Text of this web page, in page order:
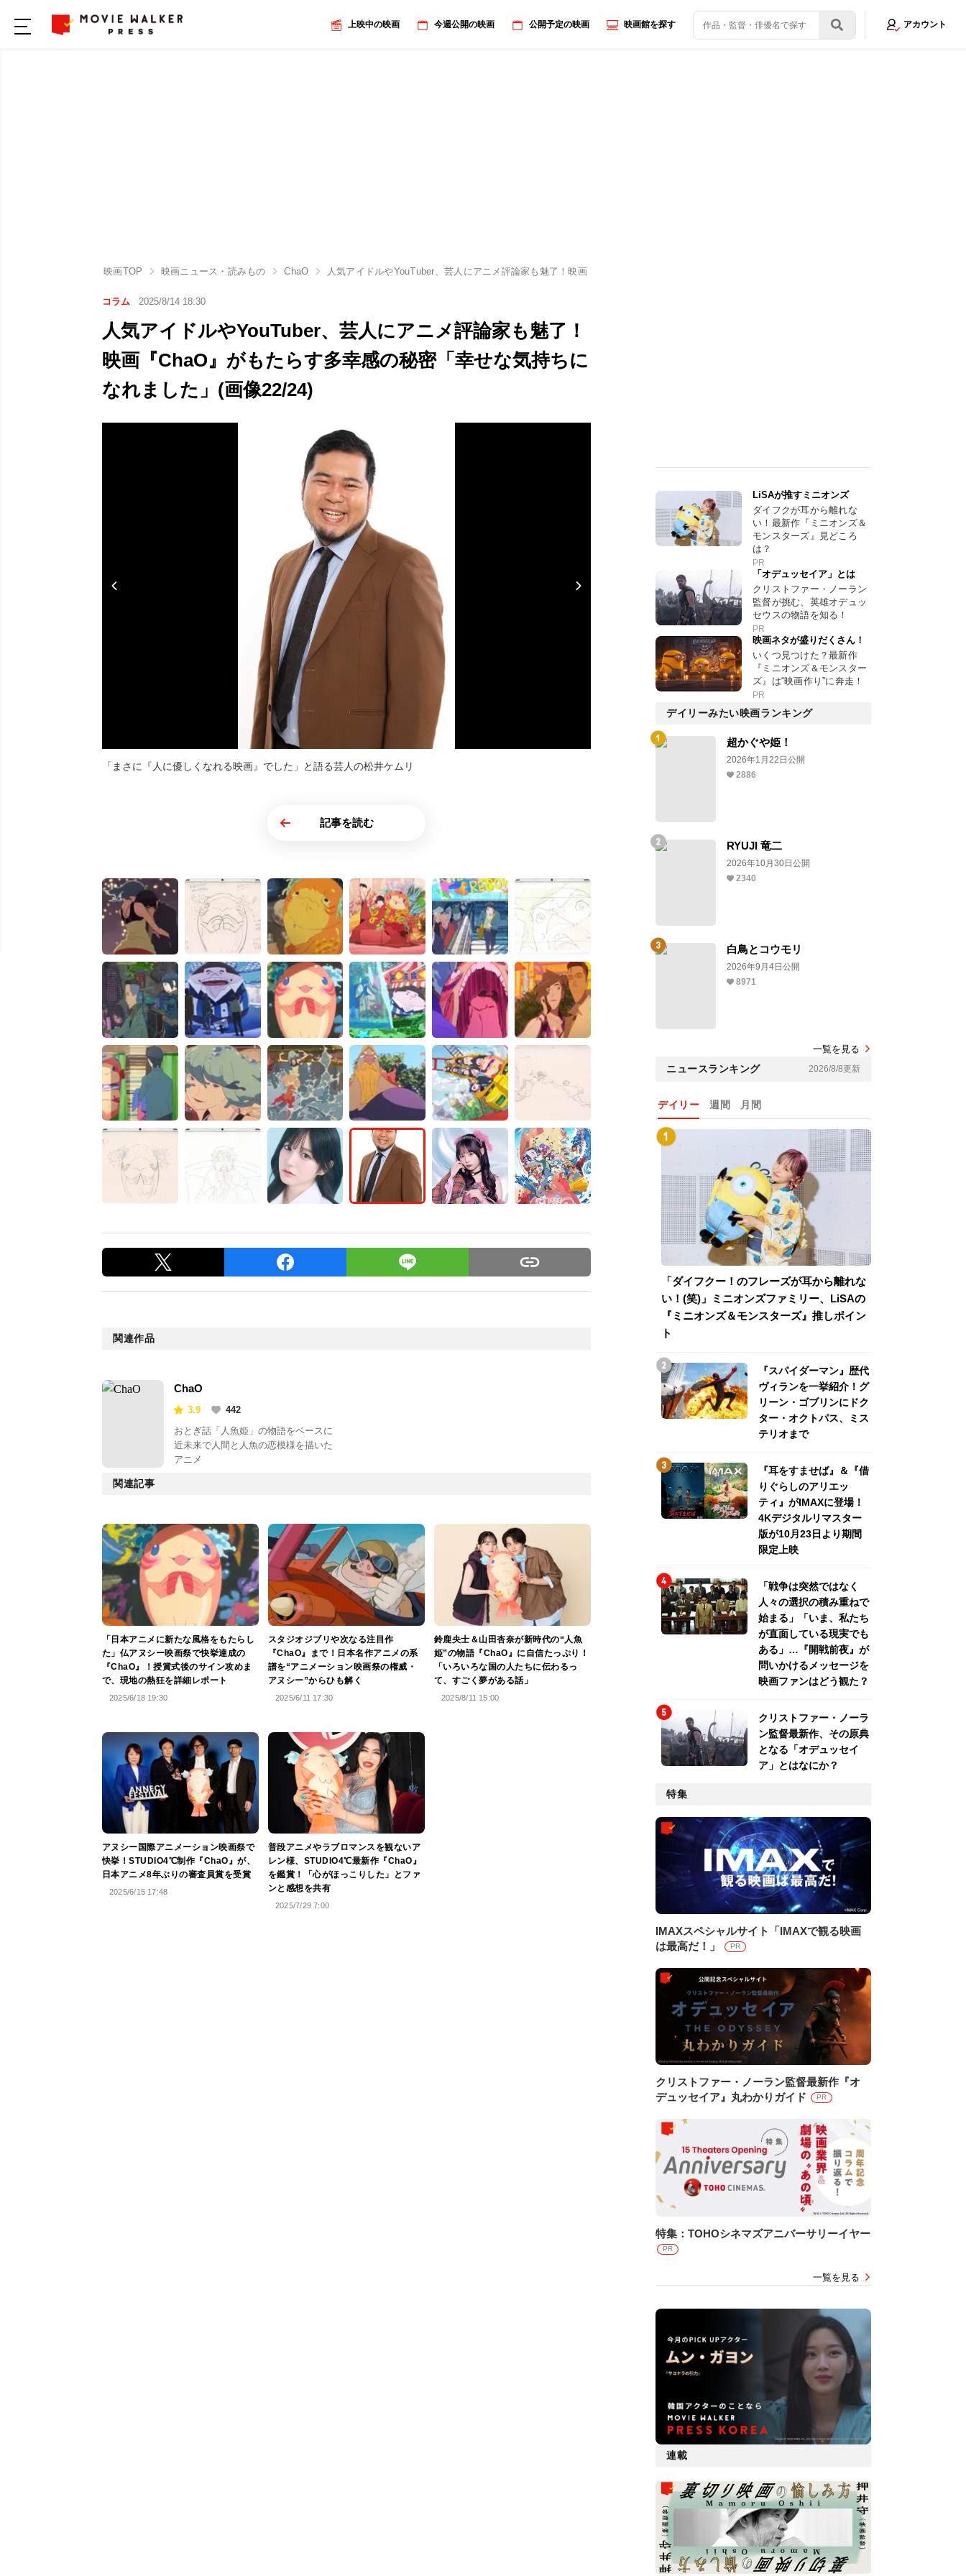
上映中の映画 今週公開の映画 公開予定の映画 映画館を探す アカウント
映画TOP 映画ニュース・読みもの ChaO 人気アイドルやYouTuber、芸人にアニメ評論家も魅了！映画『ChaO』がもたらす多幸感の秘密「幸せな気持ちになれました」
コラム 2025/8/14 18:30
人気アイドルやYouTuber、芸人にアニメ評論家も魅了！
映画『ChaO』がもたらす多幸感の秘密「幸せな気持ちに
なれました」(画像22/24)
「まさに『人に優しくなれる映画』でした」と語る芸人の松井ケムリ
記事を読む
関連作品
ChaO
3.9
442
おとぎ話「人魚姫」の物語をベースに
近未来で人間と人魚の恋模様を描いた
アニメ
関連記事
「日本アニメに新たな風格をもたらし
た」仏アヌシー映画祭で快挙達成の
『ChaO』！授賞式後のサイン攻めま
で、現地の熱狂を詳細レポート
2025/6/18 19:30
スタジオジブリや次なる注目作
『ChaO』まで！日本名作アニメの系
譜を“アニメーション映画祭の権威・
アヌシー”からひも解く
2025/6/11 17:30
鈴鹿央士＆山田杏奈が新時代の“人魚
姫”の物語『ChaO』に自信たっぷり！
「いろいろな国の人たちに伝わるっ
て、すごく夢がある話」
2025/8/11 15:00
アヌシー国際アニメーション映画祭で
快挙！STUDIO4℃制作『ChaO』が、
日本アニメ8年ぶりの審査員賞を受賞
2025/6/15 17:48
普段アニメやラブロマンスを観ないア
レン様、STUDIO4℃最新作『ChaO』
を鑑賞！「心がほっこりした」とファ
ンと感想を共有
2025/7/29 7:00
LiSAが推すミニオンズ
ダイフクが耳から離れな
い！最新作『ミニオンズ＆
モンスターズ』見どころ
は？
PR
「オデュッセイア」とは
クリストファー・ノーラン
監督が挑む、英雄オデュッ
セウスの物語を知る！
PR
映画ネタが盛りだくさん！
いくつ見つけた？最新作
『ミニオンズ＆モンスター
ズ』は“映画作り”に奔走！
PR
デイリーみたい映画ランキング
超かぐや姫！
2026年1月22日公開
2886
RYUJI 竜二
2026年10月30日公開
2340
白鳥とコウモリ
2026年9月4日公開
8971
一覧を見る
ニュースランキング 2026/8/8更新
デイリー 週間 月間
「ダイフクー！のフレーズが耳から離れな
い！(笑)」ミニオンズファミリー、LiSAの
『ミニオンズ＆モンスターズ』推しポイン
ト
『スパイダーマン』歴代
ヴィランを一挙紹介！グ
リーン・ゴブリンにドク
ター・オクトパス、ミス
テリオまで
『耳をすませば』＆『借
りぐらしのアリエッ
ティ』がIMAXに登場！
4Kデジタルリマスター
版が10月23日より期間
限定上映
「戦争は突然ではなく
人々の選択の積み重ねで
始まる」「いま、私たち
が直面している現実でも
ある」…『開戦前夜』が
問いかけるメッセージを
映画ファンはどう観た？
クリストファー・ノーラ
ン監督最新作、その原典
となる「オデュッセイ
ア」とはなにか？
特集
IMAXスペシャルサイト「IMAXで観る映画
は最高だ！」
PR
クリストファー・ノーラン監督最新作『オ
デュッセイア』丸わかりガイド
PR
特集：TOHOシネマズアニバーサリーイヤー
PR
一覧を見る
連載